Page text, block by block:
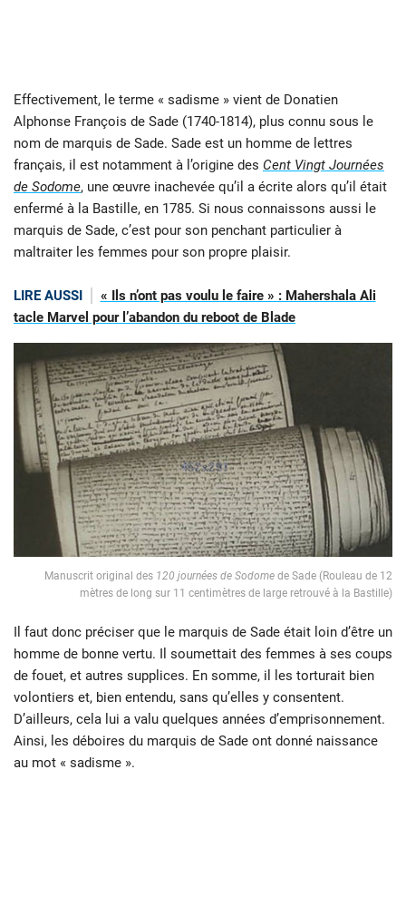
Effectivement, le terme « sadisme » vient de Donatien
Alphonse François de Sade (1740-1814), plus connu sous le
nom de marquis de Sade. Sade est un homme de lettres
français, il est notamment à l’origine des Cent Vingt Journées
de Sodome, une œuvre inachevée qu’il a écrite alors qu’il était
enfermé à la Bastille, en 1785. Si nous connaissons aussi le
marquis de Sade, c’est pour son penchant particulier à
maltraiter les femmes pour son propre plaisir.
LIRE AUSSI
« Ils n’ont pas voulu le faire » : Mahershala Ali
tacle Marvel pour l’abandon du reboot de Blade
Manuscrit original des 120 journées de Sodome de Sade (Rouleau de 12
mètres de long sur 11 centimètres de large retrouvé à la Bastille)
Il faut donc préciser que le marquis de Sade était loin d’être un
homme de bonne vertu. Il soumettait des femmes à ses coups
de fouet, et autres supplices. En somme, il les torturait bien
volontiers et, bien entendu, sans qu’elles y consentent.
D’ailleurs, cela lui a valu quelques années d’emprisonnement.
Ainsi, les déboires du marquis de Sade ont donné naissance
au mot « sadisme ».